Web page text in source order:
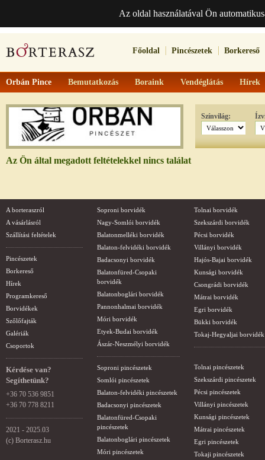
Az oldal használatával Ön
Főoldal Pincészetek Borkereső
Orbán Pince Bemutatkozás Boraink Vendéglátás Hírek
Színvilág:
Az Ön által megadott feltételekkel nincs találat
A borteraszról
A vásárlásról
Szállítási feltételek
Pincészetek
Borkereső
Hírek
Programkereső
Borvidékek
Szőlőfajták
Galériák
Csoportok
Kérdése van?
Segíthetünk?
+36 70 536 9851
+36 70 778 8211
2021 - 2025.03
(c) Borterasz.hu
Soproni borvidék
Nagy-Somlói borvidék
Balatonmelléki borvidék
Balaton-felvidéki borvidék
Badacsonyi borvidék
Balatonfüred-Csopaki
borvidék
Balatonboglári borvidék
Pannonhalmai borvidék
Móri borvidék
Etyek-Budai borvidék
Ászár-Neszmélyi borvidék
Soproni pincészetek
Somlói pincészetek
Balaton-felvidéki pincészetek
Badacsonyi pincészetek
Balatonfüred-Csopaki
pincészetek
Balatonboglári pincészetek
Móri pincészetek
Tolnai borvidék
Szekszárdi borvidék
Pécsi borvidék
Villányi borvidék
Hajós-Bajai borvidék
Kunsági borvidék
Csongrádi borvidék
Mátrai borvidék
Egri borvidék
Bükki borvidék
Tokaj-Hegyaljai borvidék
Tolnai pincészetek
Szekszárdi pincészetek
Pécsi pincészetek
Villányi pincészetek
Kunsági pincészetek
Mátrai pincészetek
Egri pincészetek
Tokaji pincészetek